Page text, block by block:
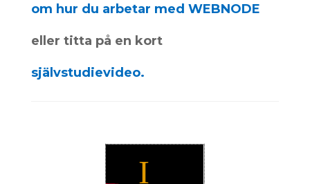
om hur du arbetar med WEBNODE
eller titta på en kort
självstudievideo.